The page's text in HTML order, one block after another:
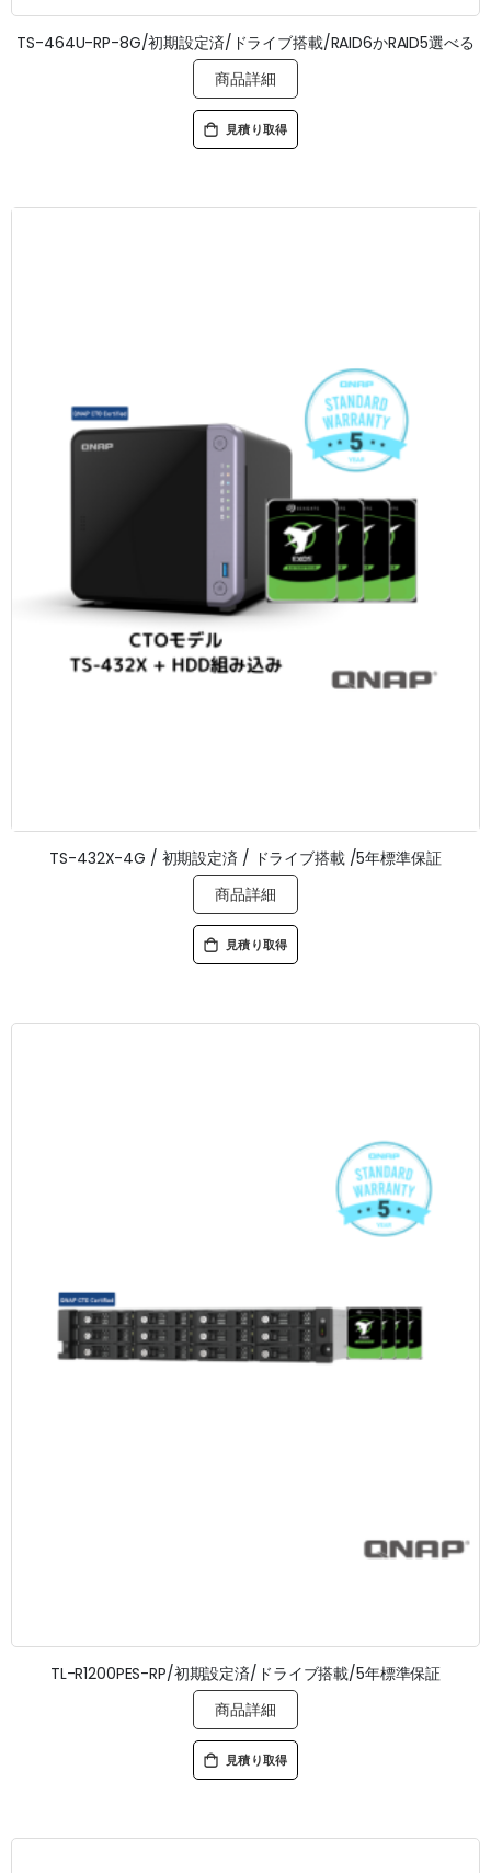
TS-464U-RP-8G/初期設定済/ドライブ搭載/RAID6かRAID5選べる
商品詳細
見積り取得
TS-432X-4G / 初期設定済 / ドライブ搭載 /5年標準保証
商品詳細
見積り取得
TL-R1200PES-RP/初期設定済/ドライブ搭載/5年標準保証
商品詳細
見積り取得